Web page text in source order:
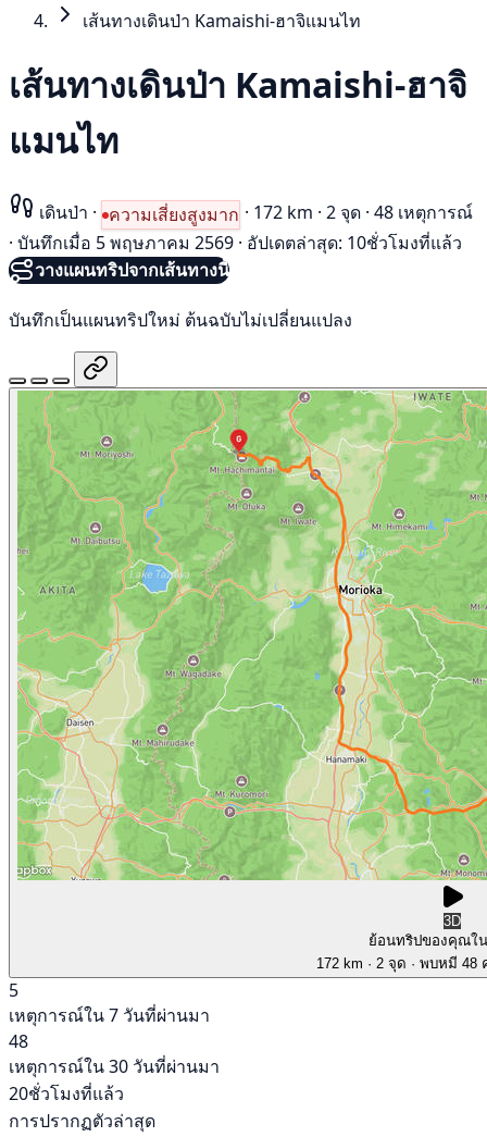
เส้นทางเดินป่า Kamaishi-ฮาจิแมนไท
เส้นทางเดินป่า Kamaishi-ฮาจิ
แมนไท
เดินป่า · ความเสี่ยงสูงมาก · 172 km · 2 จุด · 48 เหตุการณ์
· บันทึกเมื่อ 5 พฤษภาคม 2569 · อัปเดตล่าสุด: 10ชั่วโมงที่แล้ว
วางแผนทริปจากเส้นทางนี้
บันทึกเป็นแผนทริปใหม่ ต้นฉบับไม่เปลี่ยนแปลง
3D
ย้อนทริปของคุณใ
172 km · 2 จุด · พบหมี 48
5
เหตุการณ์ใน 7 วันที่ผ่านมา
48
เหตุการณ์ใน 30 วันที่ผ่านมา
20ชั่วโมงที่แล้ว
การปรากฏตัวล่าสุด